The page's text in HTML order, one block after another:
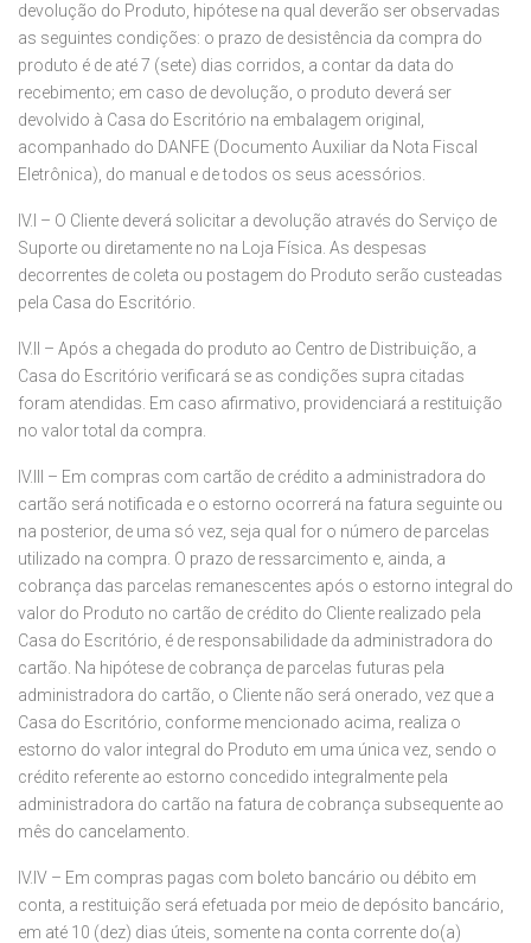
devolução do Produto, hipótese na qual deverão ser observadas
as seguintes condições: o prazo de desistência da compra do
produto é de até 7 (sete) dias corridos, a contar da data do
recebimento; em caso de devolução, o produto deverá ser
devolvido à Casa do Escritório na embalagem original,
acompanhado do DANFE (Documento Auxiliar da Nota Fiscal
Eletrônica), do manual e de todos os seus acessórios.
IV.I – O Cliente deverá solicitar a devolução através do Serviço de
Suporte ou diretamente no na Loja Física. As despesas
decorrentes de coleta ou postagem do Produto serão custeadas
pela Casa do Escritório.
IV.II – Após a chegada do produto ao Centro de Distribuição, a
Casa do Escritório verificará se as condições supra citadas
foram atendidas. Em caso afirmativo, providenciará a restituição
no valor total da compra.
IV.III – Em compras com cartão de crédito a administradora do
cartão será notificada e o estorno ocorrerá na fatura seguinte ou
na posterior, de uma só vez, seja qual for o número de parcelas
utilizado na compra. O prazo de ressarcimento e, ainda, a
cobrança das parcelas remanescentes após o estorno integral do
valor do Produto no cartão de crédito do Cliente realizado pela
Casa do Escritório, é de responsabilidade da administradora do
cartão. Na hipótese de cobrança de parcelas futuras pela
administradora do cartão, o Cliente não será onerado, vez que a
Casa do Escritório, conforme mencionado acima, realiza o
estorno do valor integral do Produto em uma única vez, sendo o
crédito referente ao estorno concedido integralmente pela
administradora do cartão na fatura de cobrança subsequente ao
mês do cancelamento.
IV.IV – Em compras pagas com boleto bancário ou débito em
conta, a restituição será efetuada por meio de depósito bancário,
em até 10 (dez) dias úteis, somente na conta corrente do(a)